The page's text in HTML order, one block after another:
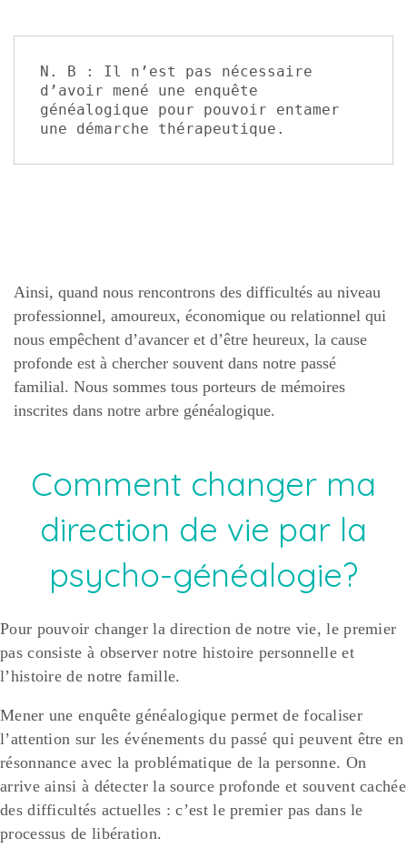
N. B : Il n’est pas nécessaire
d’avoir mené une enquête
généalogique pour pouvoir entamer
une démarche thérapeutique.
Ainsi, quand nous rencontrons des difficultés au niveau
professionnel, amoureux, économique ou relationnel qui
nous empêchent d’avancer et d’être heureux, la cause
profonde est à chercher souvent dans notre passé
familial. Nous sommes tous porteurs de mémoires
inscrites dans notre arbre généalogique.
Comment changer ma
direction de vie par la
psycho-généalogie?
Pour pouvoir changer la direction de notre vie, le premier
pas consiste à observer notre histoire personnelle et
l’histoire de notre famille.
Mener une enquête généalogique permet de focaliser
l’attention sur les événements du passé qui peuvent être en
résonnance avec la problématique de la personne. On
arrive ainsi à détecter la source profonde et souvent cachée
des difficultés actuelles : c’est le premier pas dans le
processus de libération.